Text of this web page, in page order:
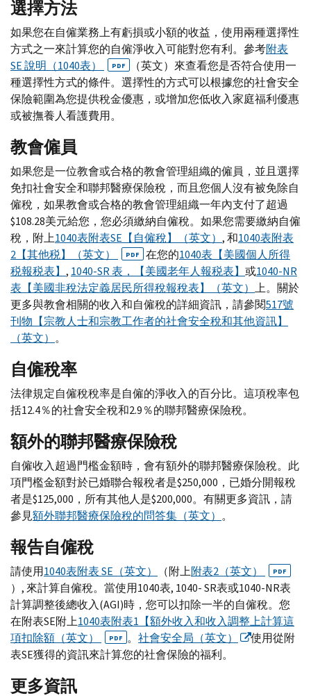
選擇方法
如果您在自僱業務上有虧損或小額的收益，使用兩種選擇性
方式之一來計算您的自僱淨收入可能對您有利。參考附表
SE 說明（1040表）
PDF
（英文）來查看您是否符合使用一
種選擇性方式的條件。選擇性的方式可以根據您的社會安全
保險範圍為您提供稅金優惠，或增加您低收入家庭福利優惠
或被撫養人看護費用。
教會僱員
如果您是一位教會或合格的教會管理組織的僱員，並且選擇
免扣社會安全和聯邦醫療保險稅，而且您個人沒有被免除自
僱稅，如果教會或合格的教會管理組織一年內支付了超過
$108.28美元給您，您必須繳納自僱稅。如果您需要繳納自僱
稅，附上1040表附表SE【自僱稅】（英文） , 和1040表附表
2【其他税】（英文）
PDF 在您的1040表【美國個人所得
税報税表】 , 1040-SR 表，【美國老年人報税表】 或1040-NR
表【美國非稅法定義居民所得稅報稅表】（英文） 上。關於
更多與教會相關的收入和自僱稅的詳細資訊，請參閱517號
刊物【宗教人士和宗教工作者的社會安全稅和其他資訊】
（英文） 。
自僱稅率
法律規定自僱稅稅率是自僱的淨收入的百分比。這項稅率包
括12.4％的社會安全稅和2.9％的聯邦醫療保險稅。
額外的聯邦醫療保險稅
自僱收入超過門檻金額時，會有額外的聯邦醫療保險稅。此
項門檻金額對於已婚聯合報稅者是$250,000，已婚分開報稅
者是$125,000，所有其他人是$200,000。有關更多資訊，請
參見額外聯邦醫療保險稅的問答集（英文） 。
報告自僱稅
請使用1040表附表 SE（英文） （附上附表2（英文） PDF
）, 來計算自僱稅。當使用1040表, 1040- SR表或1040-NR表
計算調整後總收入(AGI)時，您可以扣除一半的自僱稅。您
在附表SE附上1040表附表1【額外收入和收入調整上計算這
項扣除額（英文）
PDF 。 社會安全局（英文）
使用從附
表SE獲得的資訊來計算您的社會保險的福利。
更多資訊